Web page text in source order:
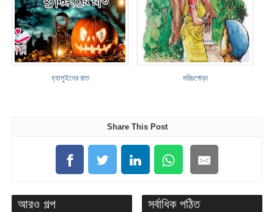
হ্যালুইনের রাত মরিচপোড়া
Share This Post
আরও গল্প সর্বাধিক পঠিত